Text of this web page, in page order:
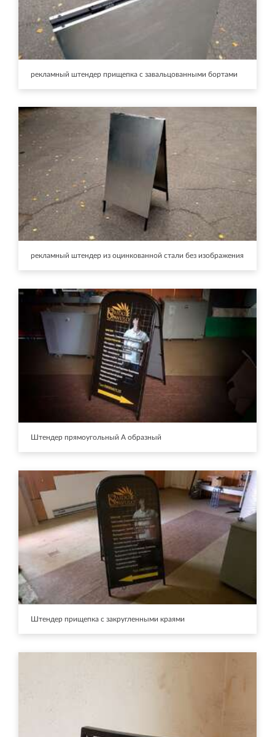
рекламный штендер прищепка с завальцованными бортами
рекламный штендер из оцинкованной стали без изображения
Штендер прямоугольный А образный
Штендер прищепка с закругленными краями